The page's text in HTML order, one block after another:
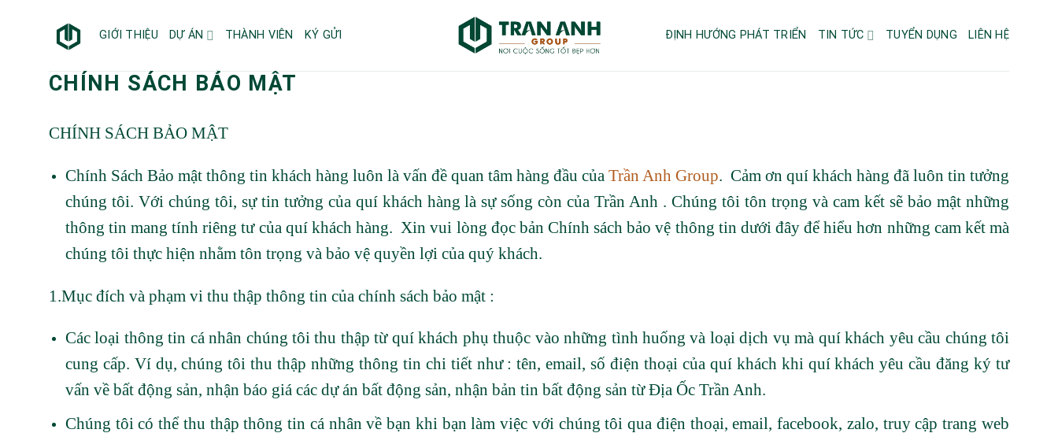
GIỚI THIỆU DỰ ÁN THÀNH VIÊN KÝ GỬI ĐỊNH HƯỚNG PHÁT TRIỂN TIN TỨC TUYỂN DỤNG LIÊN HỆ
CHÍNH SÁCH BẢO MẬT
CHÍNH SÁCH BẢO MẬT
Chính Sách Bảo mật thông tin khách hàng luôn là vấn đề quan tâm hàng đầu của Trần Anh Group. Cảm ơn quí khách hàng đã luôn tin tưởng
chúng tôi. Với chúng tôi, sự tin tưởng của quí khách hàng là sự sống còn của Trần Anh . Chúng tôi tôn trọng và cam kết sẽ bảo mật những
thông tin mang tính riêng tư của quí khách hàng. Xin vui lòng đọc bản Chính sách bảo vệ thông tin dưới đây để hiểu hơn những cam kết mà
chúng tôi thực hiện nhằm tôn trọng và bảo vệ quyền lợi của quý khách.
1.Mục đích và phạm vi thu thập thông tin của chính sách bảo mật :
Các loại thông tin cá nhân chúng tôi thu thập từ quí khách phụ thuộc vào những tình huống và loại dịch vụ mà quí khách yêu cầu chúng tôi
cung cấp. Ví dụ, chúng tôi thu thập những thông tin chi tiết như : tên, email, số điện thoại của quí khách khi quí khách yêu cầu đăng ký tư
vấn về bất động sản, nhận báo giá các dự án bất động sản, nhận bản tin bất động sản từ Địa Ốc Trần Anh.
Chúng tôi có thể thu thập thông tin cá nhân về bạn khi bạn làm việc với chúng tôi qua điện thoại, email, facebook, zalo, truy cập trang web